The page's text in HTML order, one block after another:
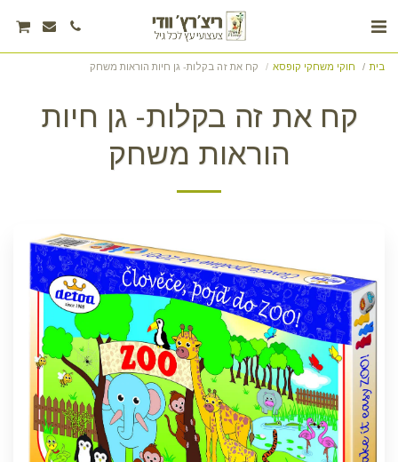
בית חוקי משחקי קופסא קח את זה בקלות- גן חיות הוראות משחק
קח את זה בקלות- גן חיות
הוראות משחק